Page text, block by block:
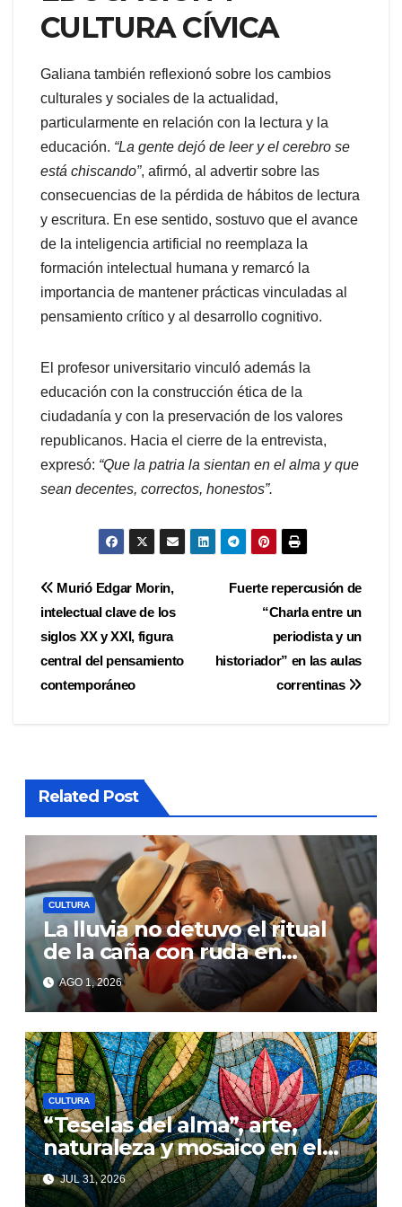
CULTURA CÍVICA
Galiana también reflexionó sobre los cambios
culturales y sociales de la actualidad,
particularmente en relación con la lectura y la
educación. “La gente dejó de leer y el cerebro se
está chiscando”, afirmó, al advertir sobre las
consecuencias de la pérdida de hábitos de lectura
y escritura. En ese sentido, sostuvo que el avance
de la inteligencia artificial no reemplaza la
formación intelectual humana y remarcó la
importancia de mantener prácticas vinculadas al
pensamiento crítico y al desarrollo cognitivo.
El profesor universitario vinculó además la
educación con la construcción ética de la
ciudadanía y con la preservación de los valores
republicanos. Hacia el cierre de la entrevista,
expresó: “Que la patria la sientan en el alma y que
sean decentes, correctos, honestos”.
Navegación
de
entradas
Fuerte repercusión de
“Charla entre un
periodista y un
historiador” en las aulas
correntinas
Murió Edgar Morin,
intelectual clave de los
siglos XX y XXI, figura
central del pensamiento
contemporáneo
Related Post
CULTURA
La lluvia no detuvo el ritual
de la caña con ruda en
Corrientes
AGO 1, 2026
CULTURA
“Teselas del alma”, arte,
naturaleza y mosaico en el
MACC
JUL 31, 2026